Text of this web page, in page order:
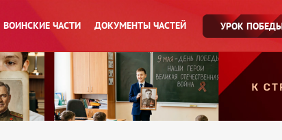
ВОИНСКИЕ ЧАСТИ ДОКУМЕНТЫ ЧАСТЕЙ УРОК